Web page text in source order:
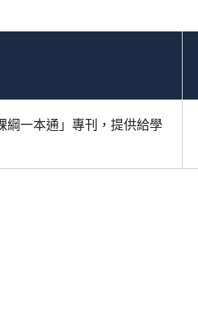
綱一本通」專刊，提供給學